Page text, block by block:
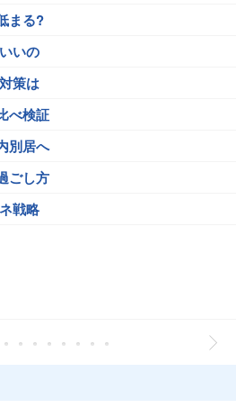
まる?
いの
策は
べ検証
別居へ
ごし方
戦略